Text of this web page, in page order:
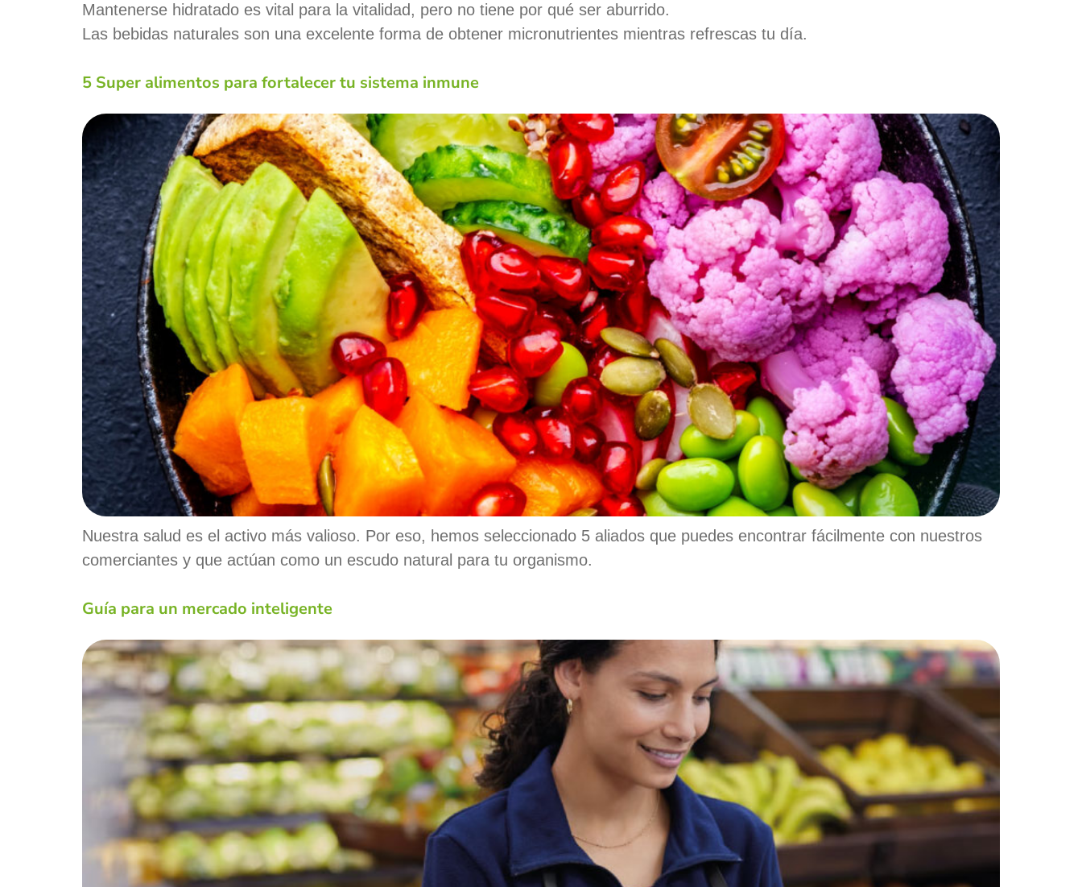
Mantenerse hidratado es vital para la vitalidad, pero no tiene por qué ser aburrido.
Las bebidas naturales son una excelente forma de obtener micronutrientes mientras refrescas tu día.
5 Super alimentos para fortalecer tu sistema inmune
Nuestra salud es el activo más valioso. Por eso, hemos seleccionado 5 aliados que puedes encontrar fácilmente con nuestros
comerciantes y que actúan como un escudo natural para tu organismo.
Guía para un mercado inteligente